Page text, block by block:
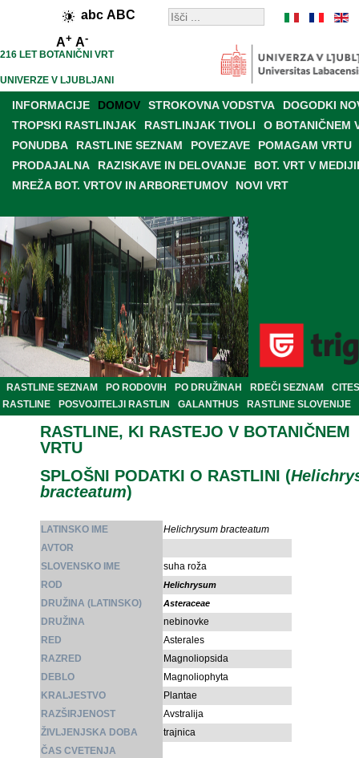
abc ABC
A+ A-
216 LET BOTANIČNI VRT
UNIVERZE V LJUBLJANI
INFORMACIJE DOMOV STROKOVNA VODSTVA
DOGODKI
TROPSKI RASTLINJAK
RASTLINJAK TIVOLI
O BOTANIČNEM
PONUDBA
RASTLINE SEZNAM POVEZAVE
POMAGAM VRTU
PRODAJALNA
RAZISKAVE IN DELOVANJE
BOT. VRT V
MREŽA BOT. VRTOV IN ARBORETUMOV
NOVI VRT
RASTLINE SEZNAM PO RODOVIH PO DRUŽINAH RDEČI SEZNAM
CITES
RASTLINE
POSVOJITELJI RASTLIN GALANTHUS RASTLINE SLOVENIJE
RASTLINE, KI RASTEJO V BOTANIČNEM
VRTU
SPLOŠNI PODATKI O RASTLINI (
bracteatum)
LATINSKO IME
Helichrysum bracteatum
AVTOR
SLOVENSKO IME
suha roža
ROD
Helichrysum
DRUŽINA (LATINSKO) Asteraceae
DRUŽINA
nebinovke
RED
Asterales
RAZRED
Magnoliopsida
DEBLO
Magnoliophyta
KRALJESTVO
Plantae
RAZŠIRJENOST
Avstralija
ŽIVLJENJSKA DOBA
trajnica
ČAS CVETENJA